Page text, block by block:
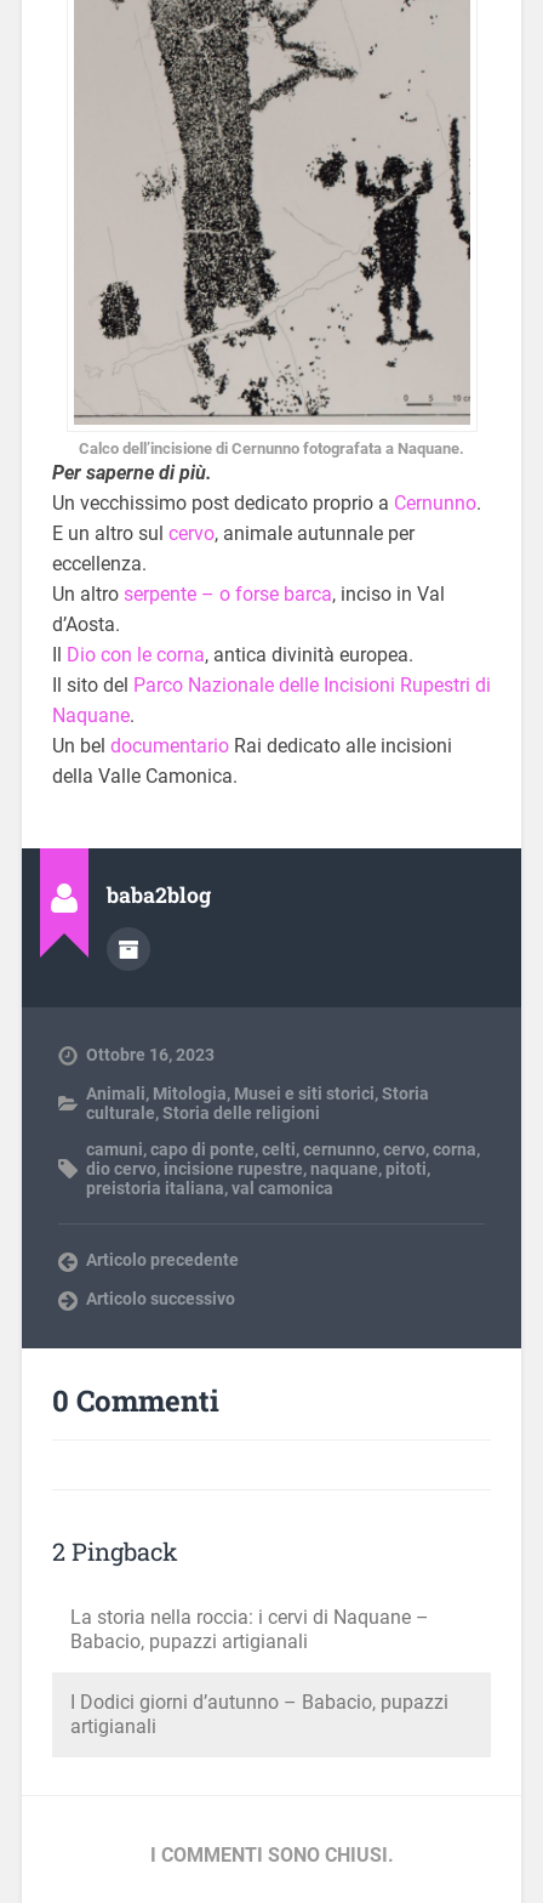
Calco dell’incisione di Cernunno fotografata a Naquane.
Per saperne di più.
Un vecchissimo post dedicato proprio a Cernunno.
E un altro sul cervo, animale autunnale per
eccellenza.
Un altro serpente – o forse barca, inciso in Val
d’Aosta.
Il Dio con le corna, antica divinità europea.
Il sito del Parco Nazionale delle Incisioni Rupestri di
Naquane.
Un bel documentarioRai dedicato alle incisioni
della Valle Camonica.
baba2blog
Ottobre 16, 2023
Animali, Mitologia, Musei e siti storici,Storia
culturale,Storia delle religioni
camuni,capo di ponte,celti,cernunno,cervo,corna,
dio cervo, incisione rupestre,naquane, pitoti,
preistoria italiana,val camonica
Articolo precedente
Articolo successivo
0 Commenti
2 Pingback
La storia nella roccia: i cervi di Naquane –
Babacio, pupazzi artigianali
I Dodici giorni d’autunno – Babacio, pupazzi
artigianali
I COMMENTI SONO CHIUSI.